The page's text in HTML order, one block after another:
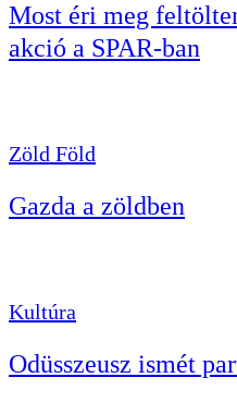
Most éri meg
akció a SPAR-ban
Zöld Föld
Gazda a zöldben
Kultúra
Odüsszeusz ismét